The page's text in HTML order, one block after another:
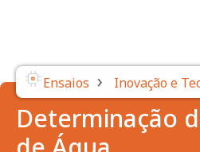
Ensaios › Inovação e
Determinação